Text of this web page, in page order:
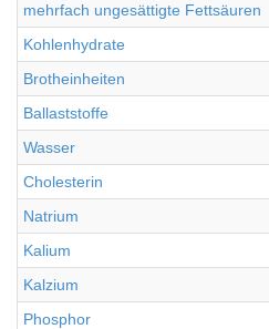
mehrfach ungesättigte Fettsäuren
Kohlenhydrate
Brotheinheiten
Ballaststoffe
Wasser
Cholesterin
Natrium
Kalium
Kalzium
Phosphor